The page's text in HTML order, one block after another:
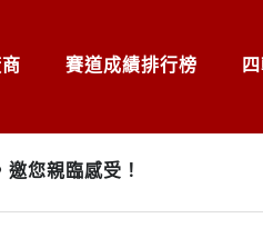
賽道成績排行榜
您親臨感受！